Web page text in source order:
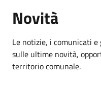
Novità
Le notizie, i comunicati
sulle ultime novità,
territorio comunale.